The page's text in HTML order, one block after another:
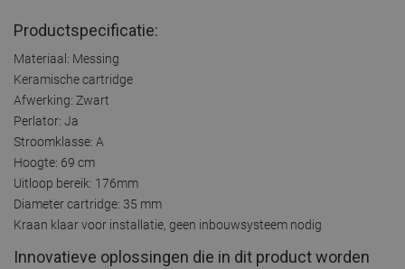
Productspecificatie:
Materiaal: Messing
Keramische cartridge
Afwerking: Zwart
Perlator: Ja
Stroomklasse: A
Hoogte: 69 cm
Uitloop bereik: 176mm
Diameter cartridge: 35 mm
Kraan klaar voor installatie, geen inbouwsysteem nodig
Innovatieve oplossingen die in dit product worden